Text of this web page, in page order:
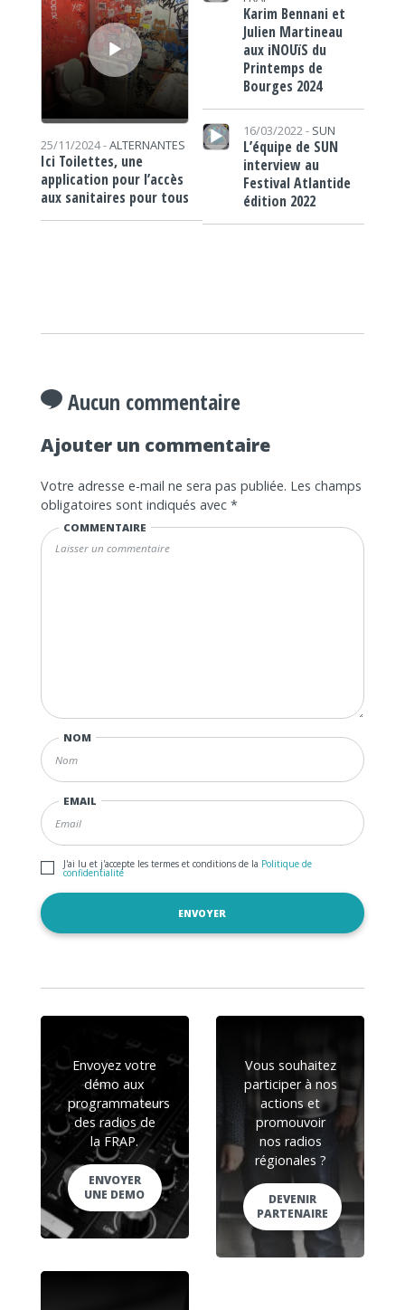
25/11/2024 -ALTERNANTES
Ici Toilettes, une
application pour l’accès
aux sanitaires pour tous
Karim Bennani et
Julien Martineau
aux iNOUïS du
Printemps de
Bourges 2024
Lecteur audio
16/03/2022 - SUN
L’équipe de SUN
interview au
Festival Atlantide
édition 2022
Aucun commentaire
Ajouter un commentaire
Votre adresse e-mail ne sera pas publiée. Les champs
obligatoires sont indiqués avec *
COMMENTAIRE
NOM
EMAIL
J'ai lu et j'accepte les termes et conditions de la Politique de
confidentialité
Envoyez votre
démo aux
programmateurs
des radios de
la FRAP.
ENVOYER
UNE DEMO
Vous souhaitez
participer à nos
actions et
promouvoir
nos radios
régionales ?
DEVENIR
PARTENAIRE